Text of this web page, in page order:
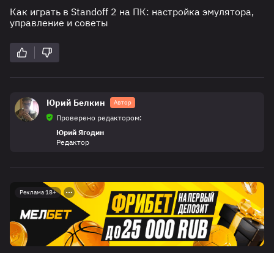
Как играть в Standoff 2 на ПК: настройка эмулятора,
управление и советы
Юрий Белкин Автор
Проверено редактором:
Юрий Ягодин
Редактор
Реклама 18+